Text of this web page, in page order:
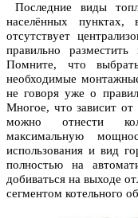
Последние виды
населённых
отсутствует
правильно
Помните, что
необходимые
не говоря уже о
Многое, что зависит
можно отнести
максимальную
использования и вид
полностью на
добиваться на выходе
сегментом котельного